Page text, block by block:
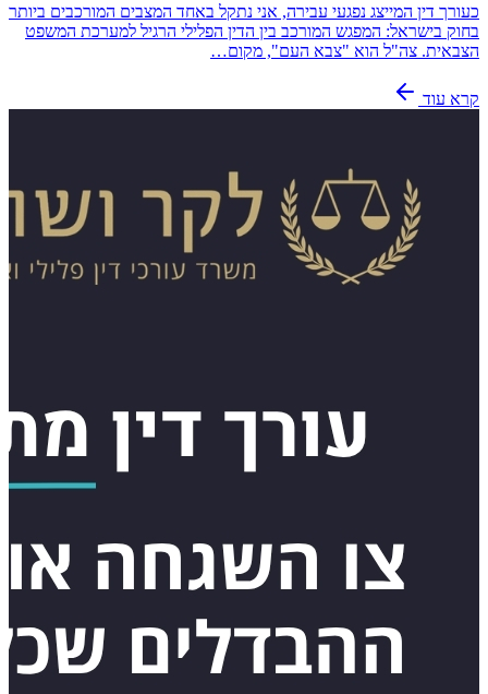
כעורך דין המייצג נפגעי עבירה, אני נתקל באחד המצבים המורכבים ביותר
בחוק בישראל: המפגש המורכב בין הדין הפלילי הרגיל למערכת המשפט
הצבאית. צה"ל הוא "צבא העם", מקום…
קרא עוד